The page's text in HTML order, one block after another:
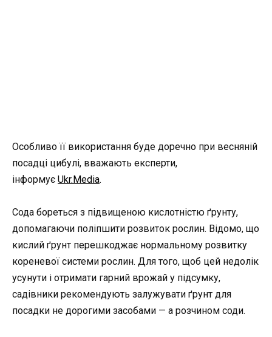
Особливо її використання буде доречно при весняній
посадці цибулі, вважають експерти,
інформує Ukr.Media.
Сода бореться з підвищеною кислотністю ґрунту,
допомагаючи поліпшити розвиток рослин. Відомо, що
кислий ґрунт перешкоджає нормальному розвитку
кореневої системи рослин. Для того, щоб цей недолік
усунути і отримати гарний врожай у підсумку,
садівники рекомендують залужувати ґрунт для
посадки не дорогими засобами — а розчином соди.